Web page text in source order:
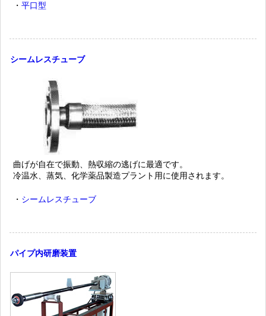
・平口型
シームレスチューブ
曲げが自在で振動、熱収縮の逃げに最適です。
冷温水、蒸気、化学薬品製造プラント用に使用されます。
・ シームレスチューブ
パイプ内研磨装置